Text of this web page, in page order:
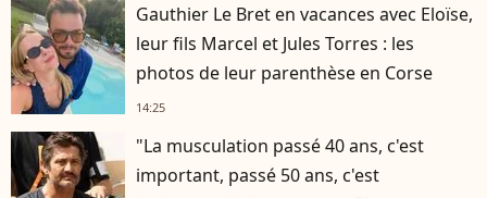
Gauthier Le Bret en vacances avec Eloïse,
leur fils Marcel et Jules Torres : les
photos de leur parenthèse en Corse
14:25
"La musculation passé 40 ans, c'est
important, passé 50 ans, c'est